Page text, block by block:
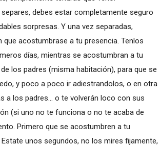
debes estar completamente seguro
sorpresas. Y una vez separadas,
acostumbrase a tu presencia. Tenlos
días, mientras se acostumbran a tu
los padres (misma habitación), para que se
y poco a poco ir adiestrandolos, o en otra
a los padres... o te volverán loco con sus
(si uno no te funciona o no te acaba de
Primero que se acostumbren a tu
unos segundos, no los mires fijamente,